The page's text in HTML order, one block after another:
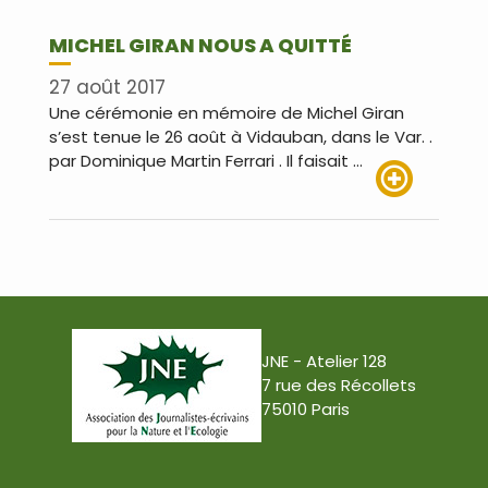
MICHEL GIRAN NOUS A QUITTÉ
27 août 2017
Une cérémonie en mémoire de Michel Giran
s’est tenue le 26 août à Vidauban, dans le Var. .
par Dominique Martin Ferrari . Il faisait …
JNE - Atelier 128
7 rue des Récollets
75010 Paris